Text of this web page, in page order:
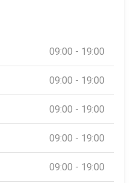
09:00 - 19:00
09:00 - 19:00
09:00 - 19:00
09:00 - 19:00
09:00 - 19:00